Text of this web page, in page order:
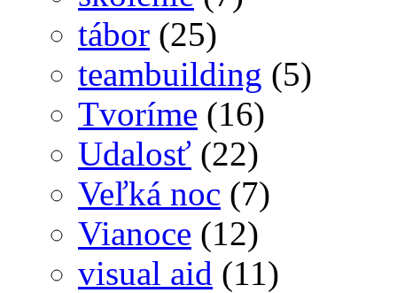
tábor (25)
teambuilding (5)
Tvoríme (16)
Udalosť (22)
Veľká noc (7)
Vianoce (12)
visual aid (11)